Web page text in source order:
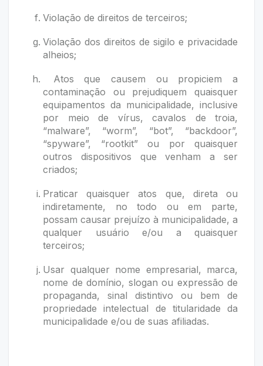
Violação de direitos de terceiros;
Violação dos direitos de sigilo e privacidade
alheios;
Atos que causem ou propiciem a
contaminação ou prejudiquem quaisquer
equipamentos da municipalidade, inclusive
por meio de vírus, cavalos de troia,
“malware”, “worm”, “bot”, “backdoor”,
“spyware”, “rootkit” ou por quaisquer
outros dispositivos que venham a ser
criados;
Praticar quaisquer atos que, direta ou
indiretamente, no todo ou em parte,
possam causar prejuízo à municipalidade, a
qualquer usuário e/ou a quaisquer
terceiros;
Usar qualquer nome empresarial, marca,
nome de domínio, slogan ou expressão de
propaganda, sinal distintivo ou bem de
propriedade intelectual de titularidade da
municipalidade e/ou de suas afiliadas.